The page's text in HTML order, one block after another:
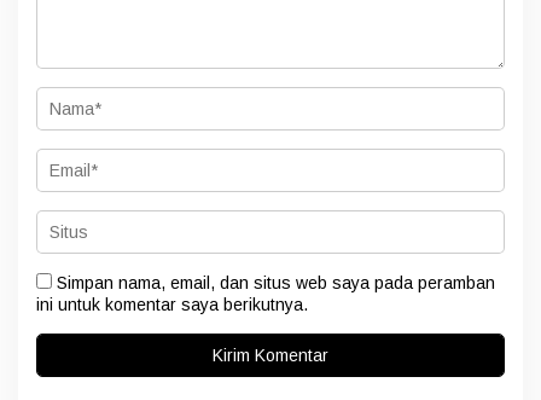
Simpan nama, email, dan situs web saya pada peramban
ini untuk komentar saya berikutnya.